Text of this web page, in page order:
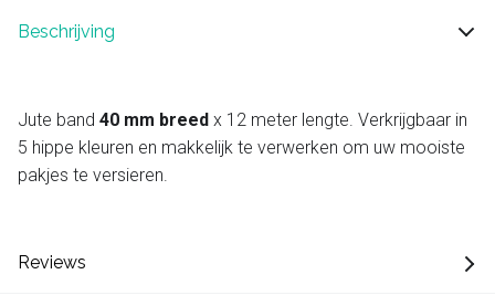
Beschrijving
Jute band 40 mm breed x 12 meter lengte. Verkrijgbaar in
5 hippe kleuren en makkelijk te verwerken om uw mooiste
pakjes te versieren.
Reviews